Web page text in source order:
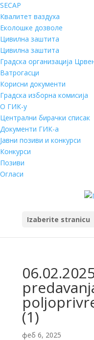
SECAP
Квалитет ваздуха
Еколошке дозволе
Цивилна заштита
Цивилна заштита
Градска организација
Ватрогасци
Корисни документи
Градска изборна комисија
О ГИК-у
Централни бирачки списак
Документи ГИК-а
Јавни позиви и конкурси
Конкурси
Позиви
Огласи
Izaberite stranicu
(1)
феб 6, 2025